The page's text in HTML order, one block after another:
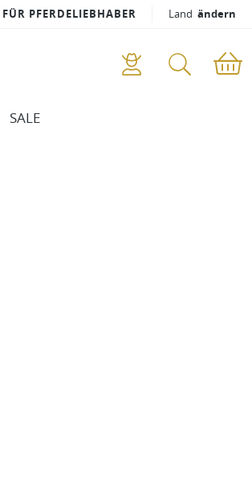
FÜR PFERDELIEBHABER Land ändern
SALE